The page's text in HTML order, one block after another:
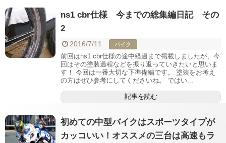
ns1 cbr仕様 今までの総集編日記 その
2
2016/7/11 バイク
前回はns1 cbr仕様の途中経過まで掲載しましたが、今
回はその塗装過程などを振り返っていきたいと思いま
す！ 今回は一番大切な下準備編です。 塗装をお考え
の方はぜひ参考にしてくださいね。 ではい...
記事を読む
初めての中型バイクはスポーツタイプが
カッコいい！オススメの三台は高速もラ